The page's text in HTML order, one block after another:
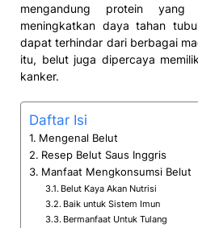
mengandung protein
meningkatkan daya tahan
dapat terhindar dari berbagai
itu, belut juga dipercaya
kanker.
Daftar Isi
Mengenal Belut
Resep Belut Saus Inggris
Manfaat Mengkonsumsi Belut
Belut Kaya Akan Nutrisi
Baik untuk Sistem Imun
Bermanfaat Untuk Tulang